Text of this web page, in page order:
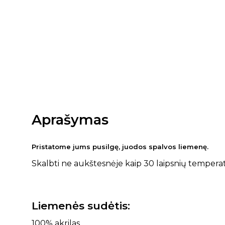
Aprašymas
Pristatome jums pusilgę, juodos spalvos liemenę.
Skalbti ne aukštesnėje kaip 30 laipsnių
Liemenės sudėtis: